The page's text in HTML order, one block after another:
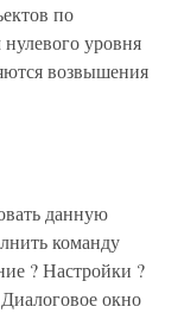
по
уровня
возвышения
данную
команду
? Настройки ?
окно